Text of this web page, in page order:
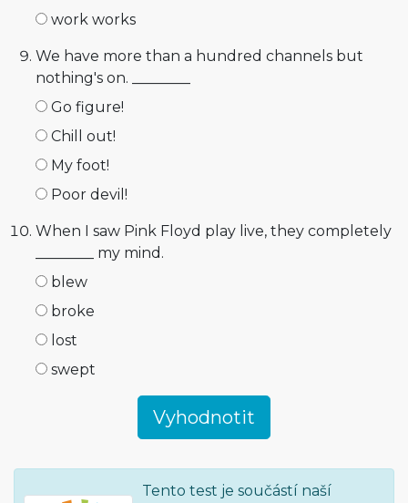
work works
We have more than a hundred channels but
nothing's on. ________
Go figure!
Chill out!
My foot!
Poor devil!
When I saw Pink Floyd play live, they completely
________ my mind.
blew
broke
lost
swept
Tento test je součástí naší